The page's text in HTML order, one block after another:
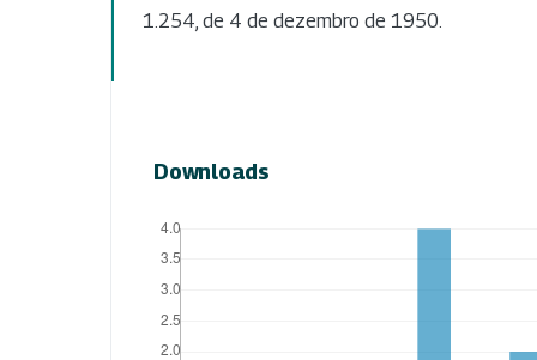
1.254, de 4 de dezembro de 1950.
Downloads